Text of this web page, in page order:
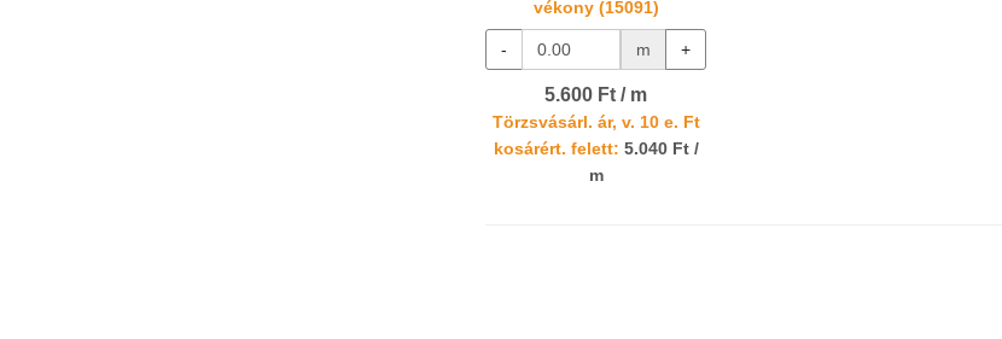
vékony (15091)
- m +
5.600 Ft / m
Törzsvásárl. ár, v. 10 e. Ft
kosárért. felett: 5.040 Ft /
m